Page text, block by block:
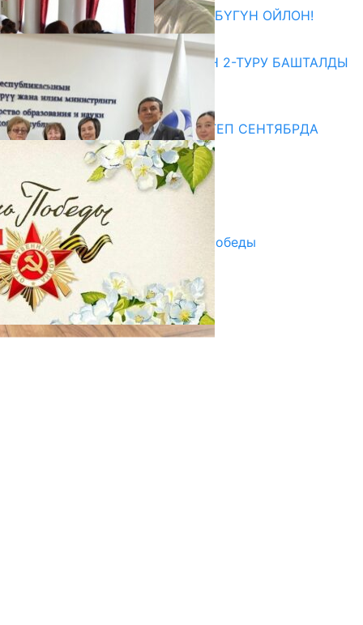
ӨЗҮҢДҮН КЕЛЕЧЕГИҢ ҮЧҮН БҮГҮН ОЙЛОН!
20.07.2026
ЖОЖДОРГО КАБЫЛ АЛУУНУН 2-ТУРУ БАШТАЛДЫ
20.07.2026
Медиа
СУЗАКТА 750 ОРУНДУУ МЕКТЕП СЕНТЯБРДА
ПАЙДАЛАНУУГА БЕРИЛЕТ
07.08.2025
Улуу Жеңиштин жандуу сөзү
29.04.2025
Награды в преддверии Дня Победы
29.04.2025